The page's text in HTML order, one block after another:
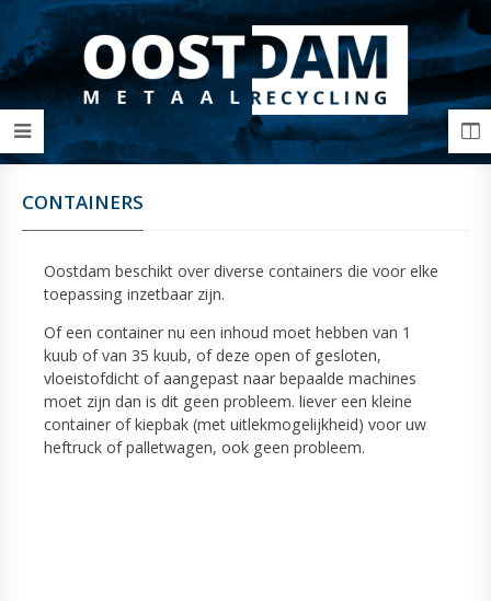
CONTAINERS
Oostdam beschikt over diverse containers die voor elke
toepassing inzetbaar zijn.
Of een container nu een inhoud moet hebben van 1
kuub of van 35 kuub, of deze open of gesloten,
vloeistofdicht of aangepast naar bepaalde machines
moet zijn dan is dit geen probleem. liever een kleine
container of kiepbak (met uitlekmogelijkheid) voor uw
heftruck of palletwagen, ook geen probleem.